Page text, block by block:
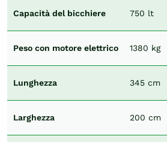
Capacità del bicchiere 750 lt
Peso con motore elettrico 1380 kg
Lunghezza 345 cm
Larghezza 200 cm